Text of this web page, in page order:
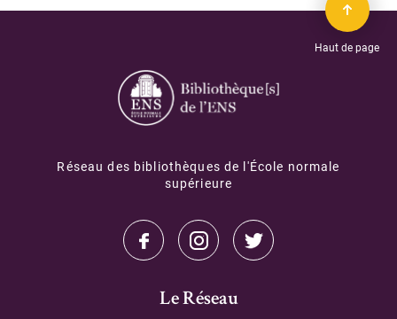
Haut de page
Réseau des bibliothèques de l'École normale
supérieure
Le Réseau